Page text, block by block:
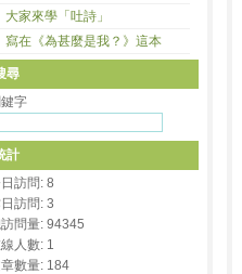
大家來學「吐詩」
寫在《為甚麼是我？》這本
尋
字
計
訪問: 8
訪問: 3
問量: 94345
人數: 1
數量: 184